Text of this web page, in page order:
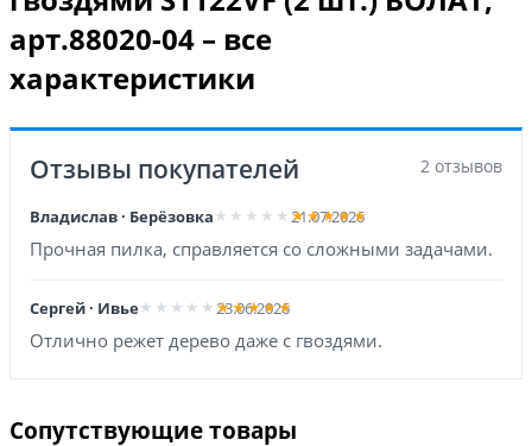
арт.88020-04 – все
характеристики
Отзывы покупателей 2 отзывов
Владислав · Берёзовка 21.07.2026
Прочная пилка, справляется со сложными задачами.
Сергей · Ивье 23.06.2026
Отлично режет дерево даже с гвоздями.
Сопутствующие товары